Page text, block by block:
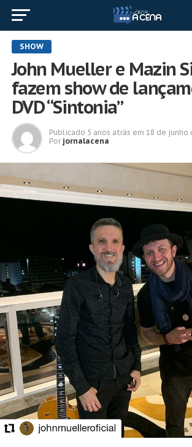
SHOW
John Mueller e Mazin
fazem show de
DVD “Sintonia”
Publicado 5 anos atrás em 18 de junho
Por jornalacena